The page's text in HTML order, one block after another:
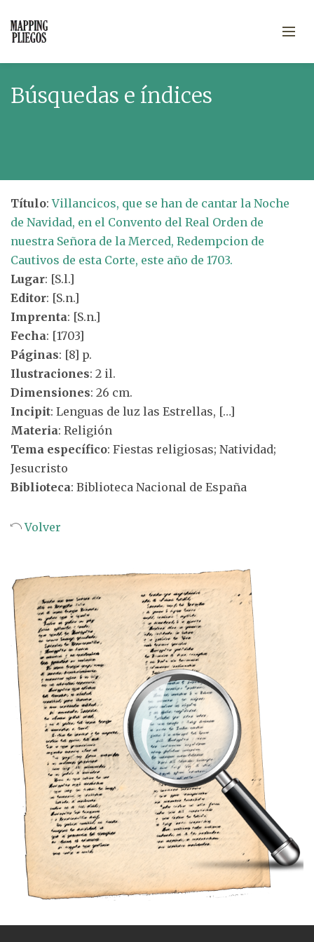
Búsquedas e índices
Título:Villancicos, que se han de cantar la Noche
de Navidad, en el Convento del Real Orden de
nuestra Señora de la Merced, Redempcion de
Cautivos de esta Corte, este año de 1703.
Lugar: [S.l.]
Editor: [S.n.]
Imprenta: [S.n.]
Fecha: [1703]
Páginas: [8] p.
Ilustraciones: 2 il.
Dimensiones: 26 cm.
Incipit: Lenguas de luz las Estrellas, […]
Materia: Religión
Tema específico: Fiestas religiosas; Natividad;
Jesucristo
Biblioteca: Biblioteca Nacional de España
Volver